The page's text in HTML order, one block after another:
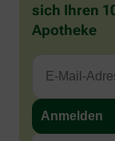
sich Ihren
Apotheke